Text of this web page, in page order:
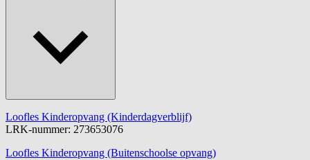
Loofles Kinderopvang (Kinderdagverblijf)
LRK-nummer: 273653076
Loofles Kinderopvang (Buitenschoolse opvang)